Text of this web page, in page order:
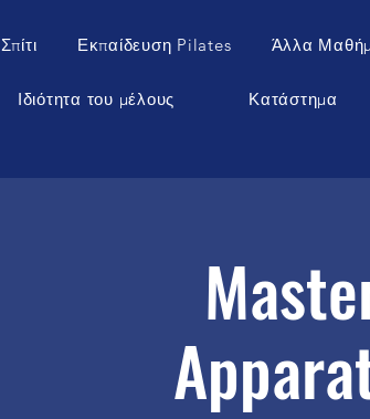
Σπίτι Εκπαίδευση Pilates Άλλα
Ιδιότητα του μέλους Κατάστημα